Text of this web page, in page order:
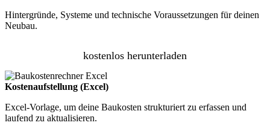
Hintergründe, Systeme und technische Voraussetzungen für deinen
Neubau.
kostenlos herunterladen
Kostenaufstellung (Excel)
Excel-Vorlage, um deine Baukosten strukturiert zu erfassen und
laufend zu aktualisieren.